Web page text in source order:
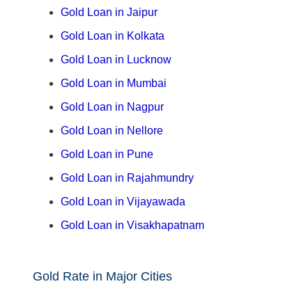
Gold Loan in Jaipur
Gold Loan in Kolkata
Gold Loan in Lucknow
Gold Loan in Mumbai
Gold Loan in Nagpur
Gold Loan in Nellore
Gold Loan in Pune
Gold Loan in Rajahmundry
Gold Loan in Vijayawada
Gold Loan in Visakhapatnam
Gold Rate in Major Cities